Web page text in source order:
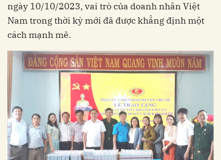
ngày 10/10/2023, vai trò của doanh nhân Việt
Nam trong thời kỳ mới đã được khẳng định một
cách mạnh mẽ.